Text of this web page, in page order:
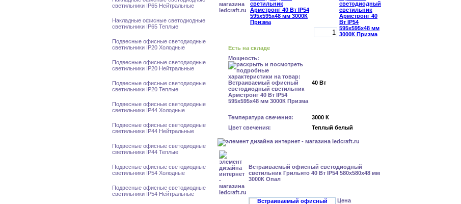
светильники IP65 Нейтральные
Накладные офисные светодиодные
светильники IP65 Теплые
Подвесные офисные светодиодные
светильники IP20 Холодные
Подвесные офисные светодиодные
светильники IP20 Нейтральные
Подвесные офисные светодиодные
светильники IP20 Теплые
Подвесные офисные светодиодные
светильники IP44 Холодные
Подвесные офисные светодиодные
светильники IP44 Нейтральные
Подвесные офисные светодиодные
светильники IP44 Теплые
Подвесные офисные светодиодные
светильники IP54 Холодные
Подвесные офисные светодиодные
светильники IP54 Нейтральные
Есть на складе
Мощность:
40 Вт
Температура свечения:
3000 К
Цвет свечения:
Теплый белый
Встраиваемый офисный светодиодный
светильник Грильято 40 Вт IP54 580x580x48 мм
3000К Опал
Цена